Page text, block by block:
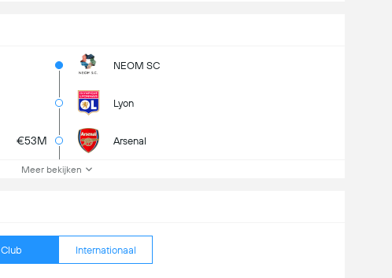
NEOM SC
Lyon
€53M Arsenal
Meer bekijken
Club Internationaal